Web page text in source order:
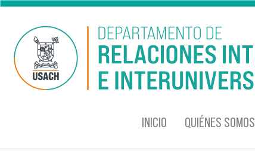
Pasar al contenido principal
INICIO QUIÉNES SOMOS